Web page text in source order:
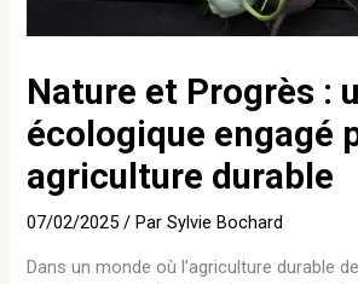
Nature et Progrès :
écologique engagé
agriculture durable
07/02/2025/ ParSylvie Bochard
Dans un monde où l’agriculture durable